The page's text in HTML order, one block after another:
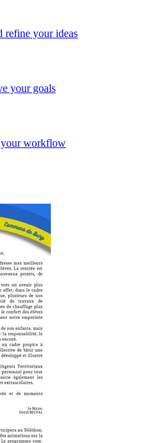
refine your ideas
your goals
your workflow